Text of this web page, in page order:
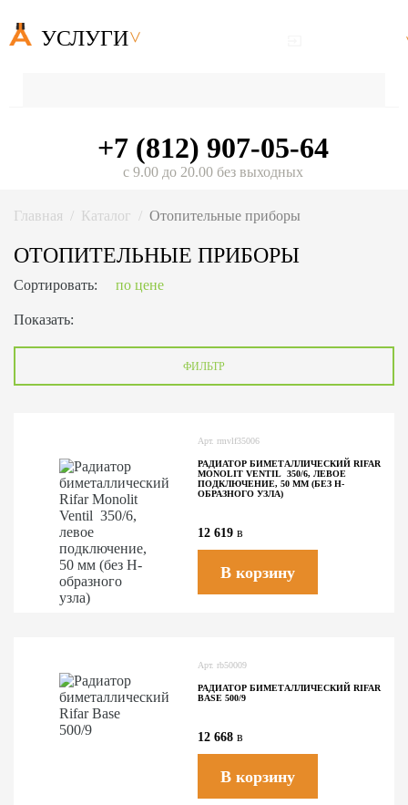
УСЛУГИ
+7 (812) 907-05-64
с 9.00 до 20.00 без выходных
Главная Каталог Отопительные приборы
ОТОПИТЕЛЬНЫЕ ПРИБОРЫ
Сортировать: по цене
Показать:
ФИЛЬТР
Арт. rmvlf35006
РАДИАТОР БИМЕТАЛЛИЧЕСКИЙ RIFAR
MONOLIT VENTIL 350/6, ЛЕВОЕ
ПОДКЛЮЧЕНИЕ, 50 ММ (БЕЗ H-
ОБРАЗНОГО УЗЛА)
12 619 в
В корзину
Арт. rb50009
РАДИАТОР БИМЕТАЛЛИЧЕСКИЙ RIFAR
BASE 500/9
12 668 в
В корзину